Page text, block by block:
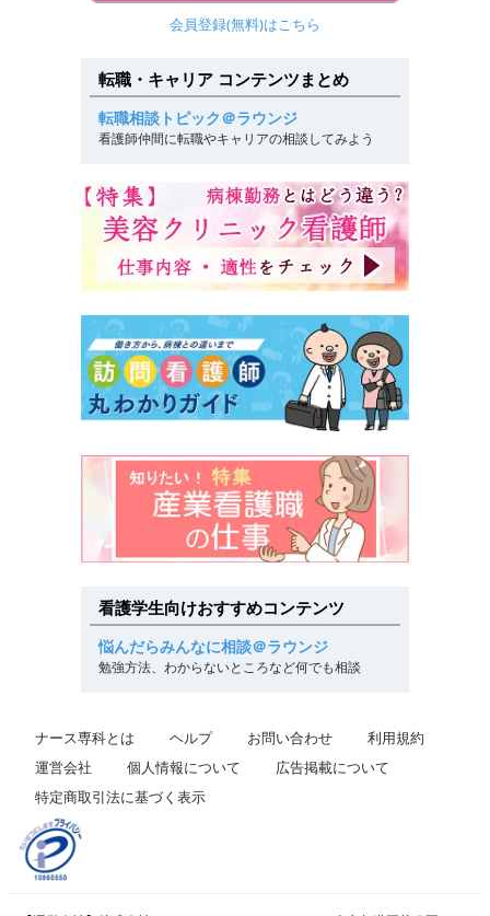
会員登録(無料)はこちら
転職・キャリア コンテンツまとめ
転職相談トピック＠ラウンジ
看護師仲間に転職やキャリアの相談してみよう
看護学生向けおすすめコンテンツ
悩んだらみんなに相談＠ラウンジ
勉強方法、わからないところなど何でも相談
ナース専科とは ヘルプ お問い合わせ
利用規約
運営会社
個人情報について
広告掲載について
特定商取引法に基づく表示